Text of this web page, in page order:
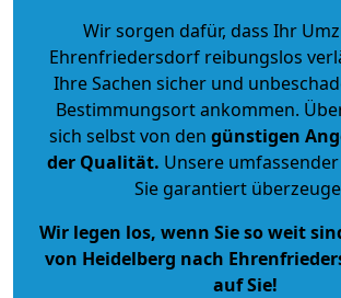
Wir sorgen dafür, dass Ihr
Ehrenfriedersdorf reibungslos
Ihre Sachen sicher und
Bestimmungsort ankommen.
sich selbst von den günstigen
der Qualität. Unsere
Sie garantiert
Wir legen los, wenn Sie so weit
von Heidelberg nach
auf Sie!